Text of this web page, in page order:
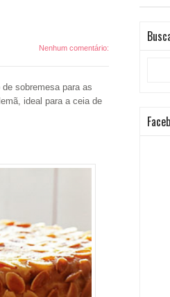
Nenhum comentário:
sobremesa para as
ideal para a ceia de